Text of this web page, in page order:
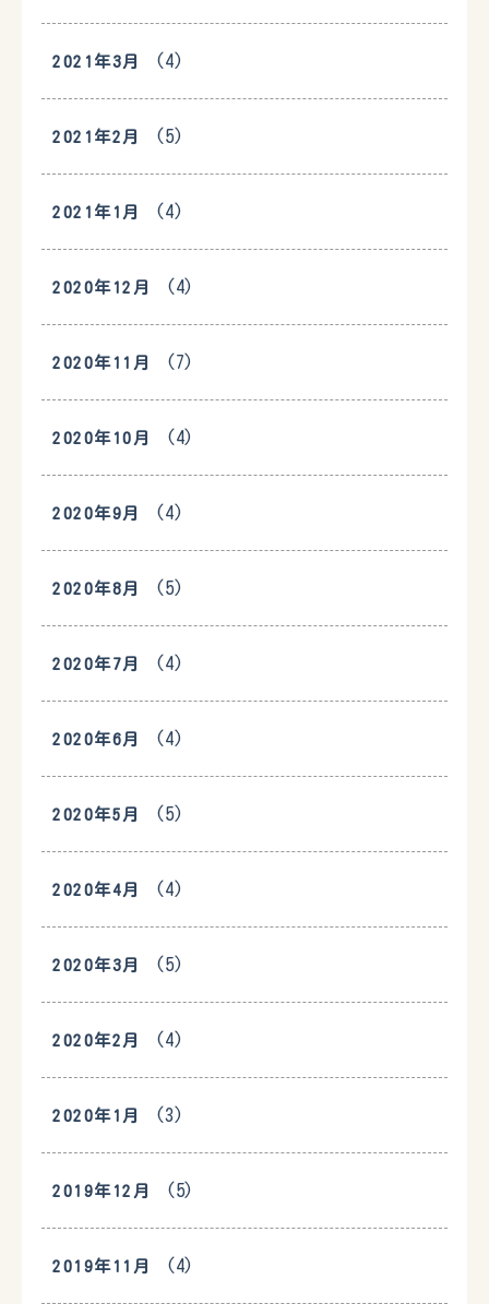
2021年3月 (4)
2021年2月 (5)
2021年1月 (4)
2020年12月 (4)
2020年11月 (7)
2020年10月 (4)
2020年9月 (4)
2020年8月 (5)
2020年7月 (4)
2020年6月 (4)
2020年5月 (5)
2020年4月 (4)
2020年3月 (5)
2020年2月 (4)
2020年1月 (3)
2019年12月 (5)
2019年11月 (4)